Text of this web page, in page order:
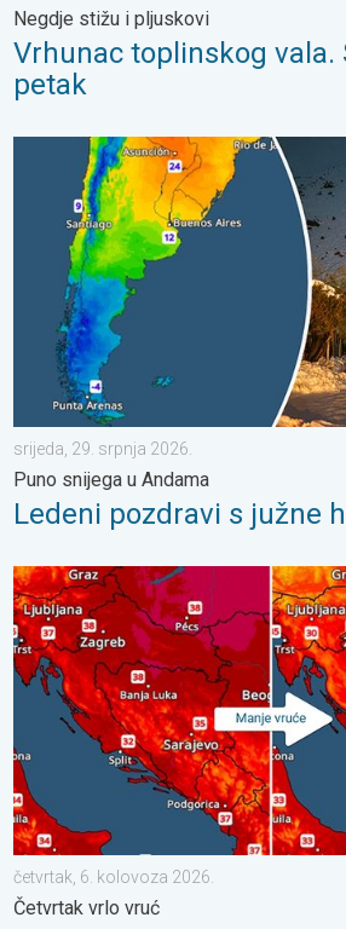
Negdje stižu i pljuskovi
Vrhunac toplinskog vala.
petak
Ledeni pozdravi s južne hemisfere.
srijeda, 29. srpnja 2026.
Puno snijega u Andama
Ledeni pozdravi s južne
Bliži se osvježenje s pljuskovima.
četvrtak, 6. kolovoza 2026.
Četvrtak vrlo vruć